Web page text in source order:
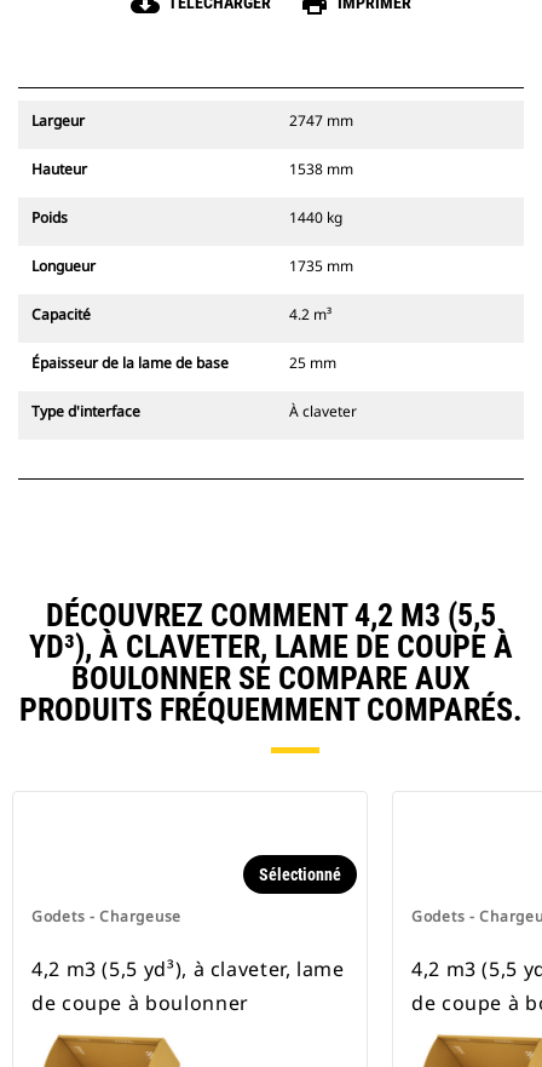
Largeur 2747 mm
Hauteur 1538 mm
Poids 1440 kg
Longueur 1735 mm
Capacité 4.2 m³
Épaisseur de la lame de base 25 mm
Type d'interface À claveter
DÉCOUVREZ COMMENT 4,2 M3 (5,5
YD³), À CLAVETER, LAME DE COUPE À
BOULONNER SE COMPARE AUX
PRODUITS FRÉQUEMMENT COMPARÉS.
Godets - Chargeuse
Sélectionné
4,2 m3 (5,5 yd³), à claveter, lame
de coupe à boulonner
Godets -
4,2 m3 (5,5
de coupe à